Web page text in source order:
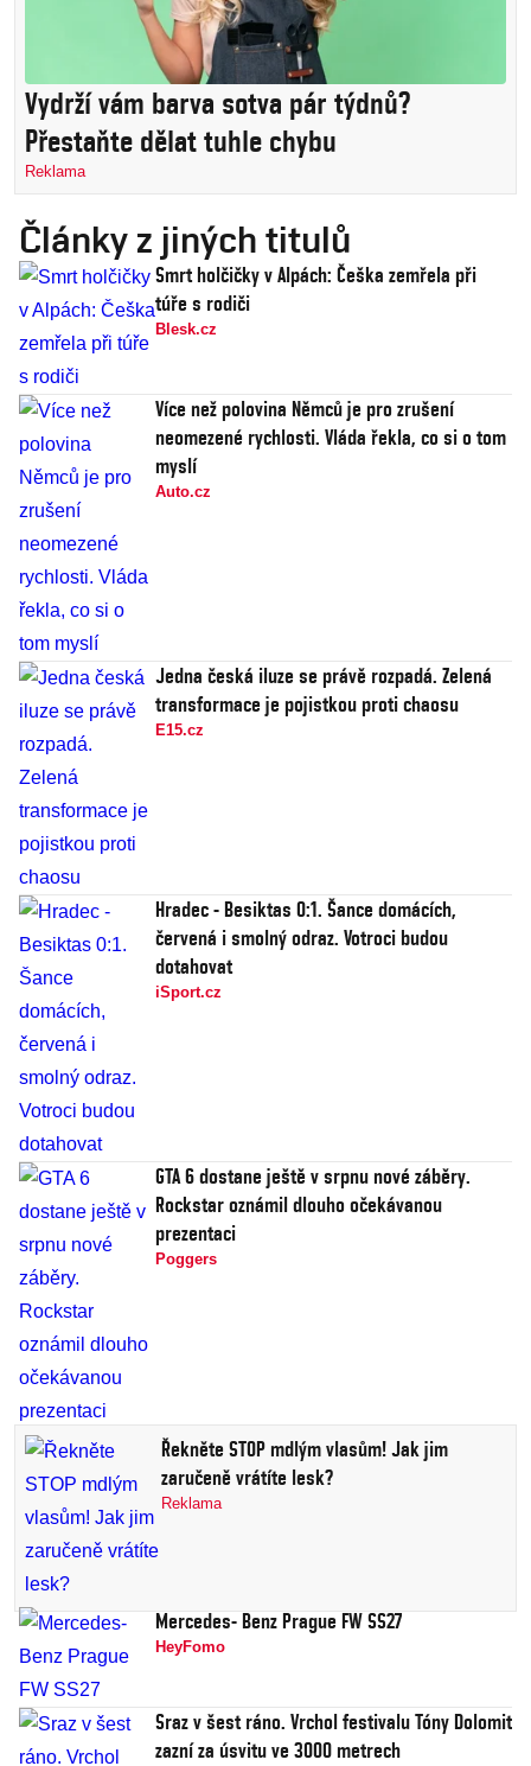
Vydrží vám barva sotva pár týdnů?
Přestaňte dělat tuhle chybu
Reklama
Články z jiných titulů
Smrt holčičky v Alpách: Češka zemřela při
túře s rodiči
Blesk.cz
Více než polovina Němců je pro zrušení
neomezené rychlosti. Vláda řekla, co si o tom
myslí
Auto.cz
Jedna česká iluze se právě rozpadá. Zelená
transformace je pojistkou proti chaosu
E15.cz
Hradec - Besiktas 0:1. Šance domácích,
červená i smolný odraz. Votroci budou
dotahovat
iSport.cz
GTA 6 dostane ještě v srpnu nové záběry.
Rockstar oznámil dlouho očekávanou
prezentaci
Poggers
Řekněte STOP mdlým vlasům! Jak jim
zaručeně vrátíte lesk?
Reklama
Mercedes- Benz Prague FW SS27
HeyFomo
Sraz v šest ráno. Vrchol festivalu Tóny Dolomit
zazní za úsvitu ve 3000 metrech